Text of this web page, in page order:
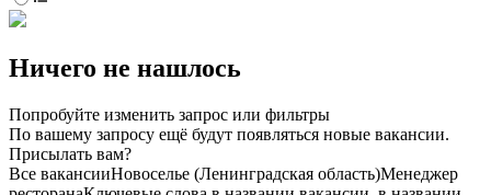
Ничего не нашлось
Попробуйте изменить запрос или фильтры
По вашему запросу ещё будут появляться новые вакансии.
Присылать вам?
Все вакансииНовоселье (Ленинградская область)Менеджер